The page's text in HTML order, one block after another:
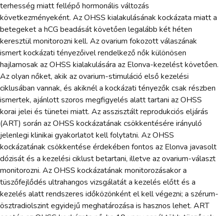
terhesség miatt fellépő hormonális változás
következményeként. Az OHSS kialakulásának kockázata miatt a
betegeket a hCG beadását követően legalább két héten
keresztül monitorozni kell. Az ovarium fokozott válaszának
ismert kockázati tényezőivel rendelkező nők különösen
hajlamosak az OHSS kialakulására az Elonva-kezelést követően.
Az olyan nőket, akik az ovarium-stimuláció első kezelési
ciklusában vannak, és akiknél a kockázati tényezők csak részben
ismertek, ajánlott szoros megfigyelés alatt tartani az OHSS
korai jelei és tünetei miatt. Az asszisztált reprodukciós eljárás
(ART) során az OHSS kockázatának csökkentésére irányuló
jelenlegi klinikai gyakorlatot kell folytatni. Az OHSS
kockázatának csökkentése érdekében fontos az Elonva javasolt
dózisát és a kezelési ciklust betartani, illetve az ovarium-választ
monitorozni. Az OHSS kockázatának monitorozásakor a
tüszőfejlődés ultrahangos vizsgálatát a kezelés előtt és a
kezelés alatt rendszeres időközönként el kell végezni; a szérum-
ösztradiolszint egyidejű meghatározása is hasznos lehet. ART